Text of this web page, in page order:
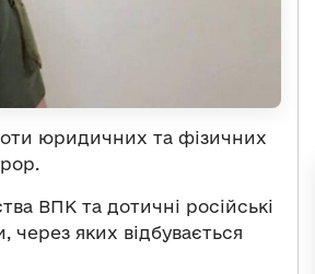
юридичних та фізичних
ВПК та дотичні російські
через яких відбувається